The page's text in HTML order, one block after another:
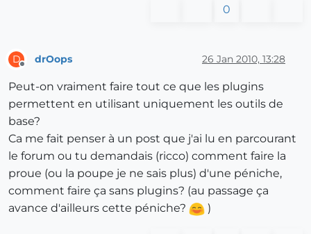
0
D drOops 26 Jan 2010, 13:28
Peut-on vraiment faire tout ce que les plugins
permettent en utilisant uniquement les outils de
base?
Ca me fait penser à un post que j'ai lu en parcourant
le forum ou tu demandais (ricco) comment faire la
proue (ou la poupe je ne sais plus) d'une péniche,
comment faire ça sans plugins? (au passage ça
avance d'ailleurs cette péniche?
)